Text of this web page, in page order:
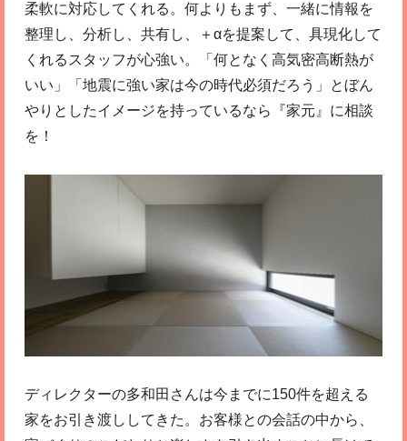
柔軟に対応してくれる。何よりもまず、一緒に情報を
整理し、分析し、共有し、＋αを提案して、具現化して
くれるスタッフが心強い。「何となく高気密高断熱が
いい」「地震に強い家は今の時代必須だろう」とぼん
やりとしたイメージを持っているなら『家元』に相談
を！
ディレクターの多和田さんは今までに150件を超える
家をお引き渡ししてきた。お客様との会話の中から、